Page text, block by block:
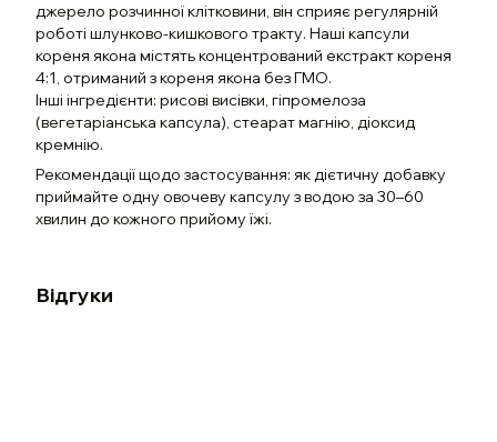
джерело розчинної клітковини, він сприяє регулярній
роботі шлунково-кишкового тракту. Наші капсули
кореня якона містять концентрований екстракт кореня
4:1, отриманий з кореня якона без ГМО.
Інші інгредієнти: рисові висівки, гіпромелоза
(вегетаріанська капсула), стеарат магнію, діоксид
кремнію.
Рекомендації щодо застосування: як дієтичну добавку
приймайте одну овочеву капсулу з водою за 30–60
хвилин до кожного прийому їжі.
Відгуки